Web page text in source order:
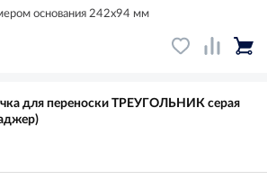
основания 242х94 мм
для переноски ТРЕУГОЛЬНИК серая